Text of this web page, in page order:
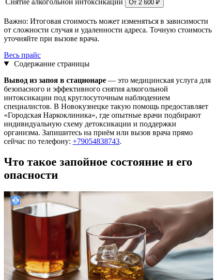
От 2 600 ₽
Важно: Итоговая стоимость может изменяться в зависимости
от сложности случая и удаленности адреса. Точную стоимость
уточняйте при вызове врача.
Весь прайс
Содержание страницы
Вывод из запоя в стационаре — это медицинская услуга для
безопасного и эффективного снятия алкогольной
интоксикации под круглосуточным наблюдением
специалистов. В Новокузнецке такую помощь предоставляет
«Городская Наркоклиника», где опытные врачи подбирают
индивидуальную схему детоксикации и поддержки
организма. Запишитесь на приём или вызов врача прямо
сейчас по телефону: +79054838743.
Что такое запойное состояние и его
опасности